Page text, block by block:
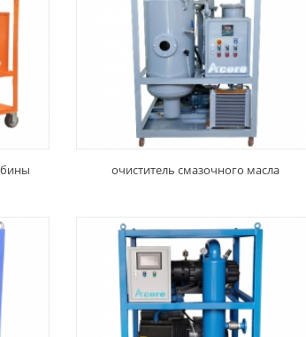
очиститель смазочного масла